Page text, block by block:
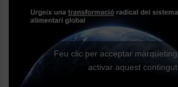
Feu clic per acceptar
activar aquest contingut